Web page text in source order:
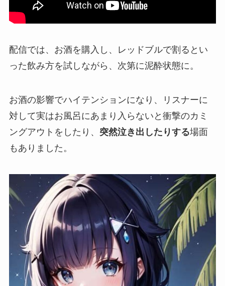
配信では、お酒を購入し、レッドブルで割るとい
った飲み方を試しながら、次第に泥酔状態に。
お酒の影響でハイテンションになり、リスナーに
対して実はお風呂にあまり入らないと衝撃のカミ
ングアウトをしたり、 突然泣き出したりする場面
もありました。